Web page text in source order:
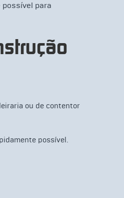
para
ou de contentor
possível.